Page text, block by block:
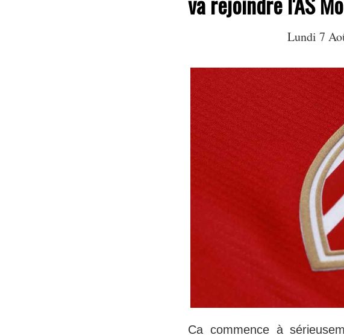
Lundi 7
Ca commence à